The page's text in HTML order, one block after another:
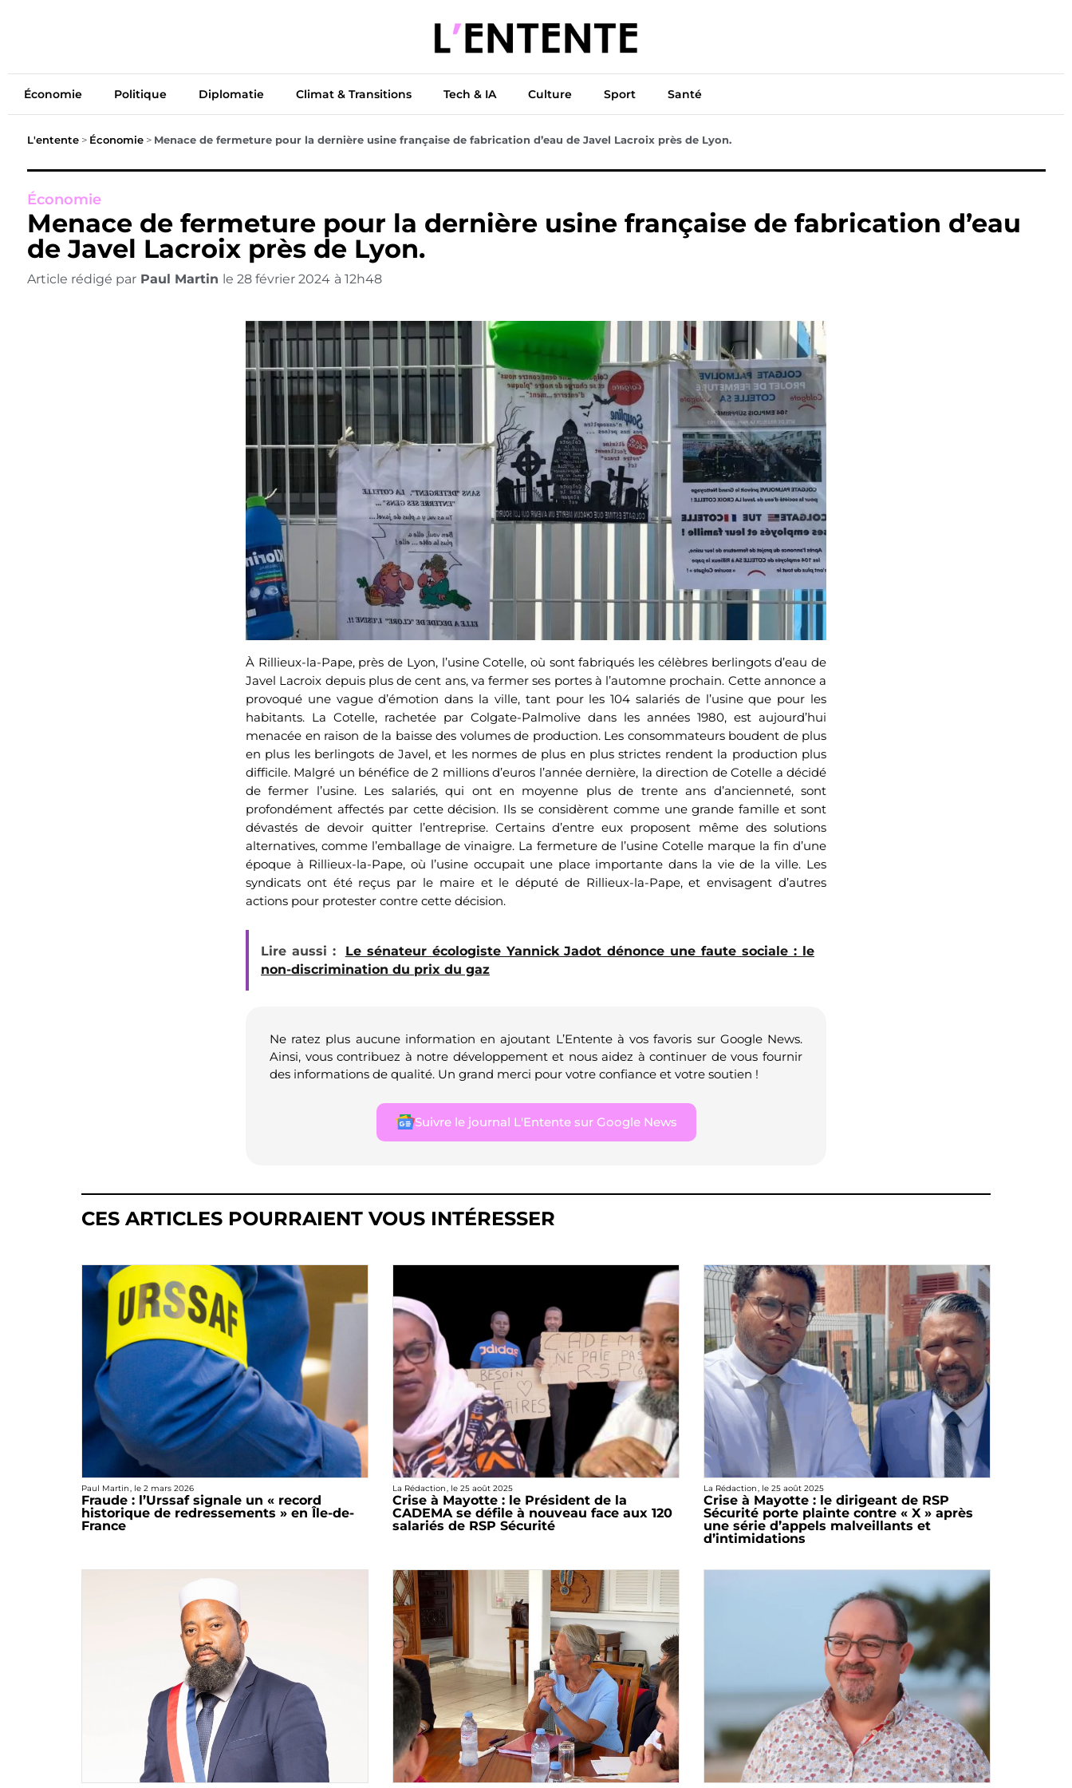
Diplomatie Climat & Transitions Tech & IA
Économie Politique Diplomatie Climat & Transitions Tech & IA Culture Sport Santé
L'entente> Économie> Menace de fermeture pour la dernière usine française de fabrication d’eau de Javel Lacroix près de Lyon.
Économie
Menace de fermeture pour la dernière usine française de fabrication d’eau
de Javel Lacroix près de Lyon.
Article rédigé par Paul Martin le 28 février 2024 à 12h48
À Rillieux-la-Pape, près de Lyon, l’usine Cotelle, où sont fabriqués les célèbres berlingots d’eau de
Javel Lacroix depuis plus de cent ans, va fermer ses portes à l’automne prochain. Cette annonce a
provoqué une vague d’émotion dans la ville, tant pour les 104 salariés de l’usine que pour les
habitants. La Cotelle, rachetée par Colgate-Palmolive dans les années 1980, est aujourd’hui
menacée en raison de la baisse des volumes de production. Les consommateurs boudent de plus
en plus les berlingots de Javel, et les normes de plus en plus strictes rendent la production plus
difficile. Malgré un bénéfice de 2 millions d’euros l’année dernière, la direction de Cotelle a décidé
de fermer l’usine. Les salariés, qui ont en moyenne plus de trente ans d’ancienneté, sont
profondément affectés par cette décision. Ils se considèrent comme une grande famille et sont
dévastés de devoir quitter l’entreprise. Certains d’entre eux proposent même des solutions
alternatives, comme l’emballage de vinaigre. La fermeture de l’usine Cotelle marque la fin d’une
époque à Rillieux-la-Pape, où l’usine occupait une place importante dans la vie de la ville. Les
syndicats ont été reçus par le maire et le député de Rillieux-la-Pape, et envisagent d’autres
actions pour protester contre cette décision.
Lire aussi :
Le sénateur écologiste Yannick Jadot dénonce une faute sociale : le
non-discrimination du prix du gaz
Ne ratez plus aucune information en ajoutant L’Entente à vos favoris sur Google News.
Ainsi, vous contribuez à notre développement et nous aidez à continuer de vous fournir
des informations de qualité. Un grand merci pour votre confiance et votre soutien !
Suivre le journal L'Entente sur Google News
CES ARTICLES POURRAIENT VOUS INTÉRESSER
Paul Martin, le 2 mars 2026
Fraude : l’Urssaf signale un « record
historique de redressements » en Île-de-
France
La Rédaction, le 25 août 2025
Crise à Mayotte : le Président de la
CADEMA se défile à nouveau face aux 120
salariés de RSP Sécurité
La Rédaction, le 25 août 2025
Crise à Mayotte : le dirigeant de RSP
Sécurité porte plainte contre « X » après
une série d’appels malveillants et
d’intimidations